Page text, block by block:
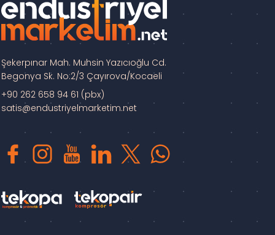
Şekerpınar Mah. Muhsin Yazıcıoğlu Cd.
Begonya Sk. No:2/3 Çayırova/Kocaeli
+90 262 658 94 61 (pbx)
satis@endustriyelmarketim.net